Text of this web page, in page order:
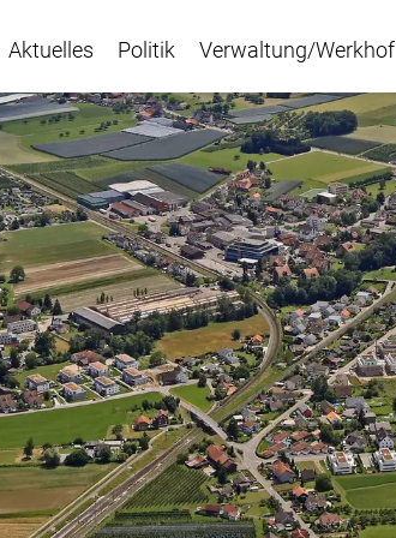
Aktuelles Politik Verwaltung/Werkhof